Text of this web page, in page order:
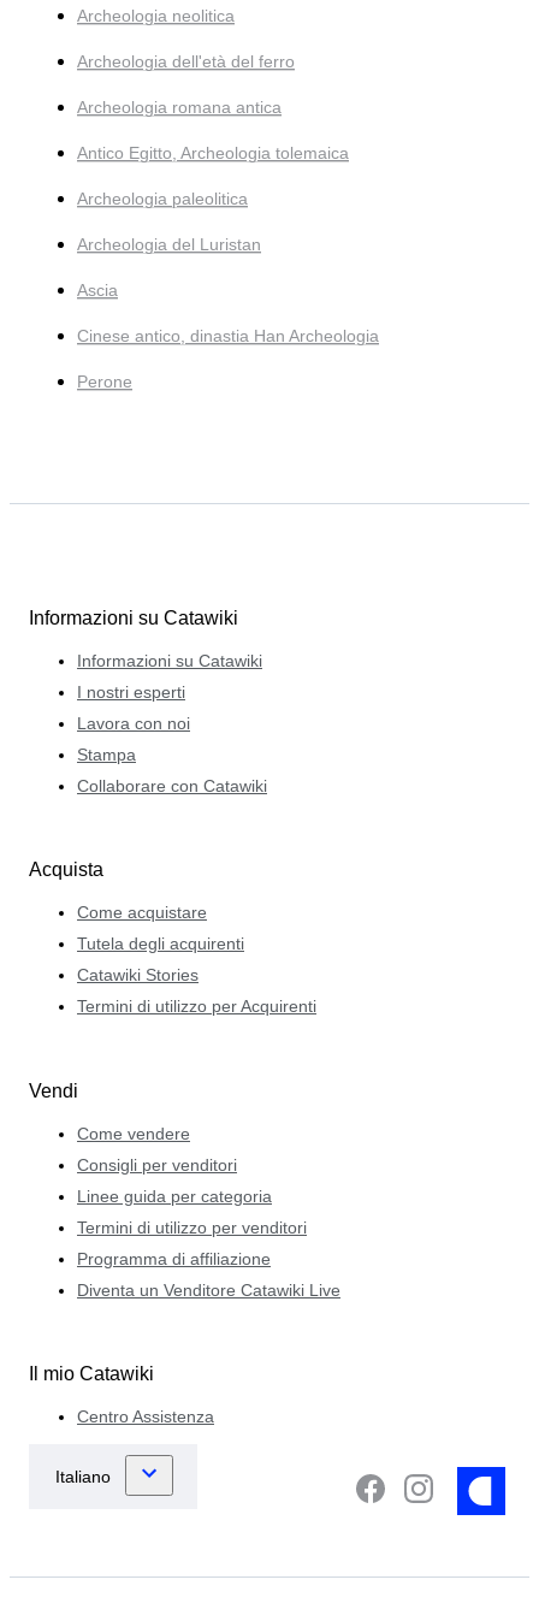
Archeologia neolitica
Archeologia dell'età del ferro
Archeologia romana antica
Antico Egitto, Archeologia tolemaica
Archeologia paleolitica
Archeologia del Luristan
Ascia
Cinese antico, dinastia Han Archeologia
Perone
Informazioni su Catawiki
Informazioni su Catawiki
I nostri esperti
Lavora con noi
Stampa
Collaborare con Catawiki
Acquista
Come acquistare
Tutela degli acquirenti
Catawiki Stories
Termini di utilizzo per Acquirenti
Vendi
Come vendere
Consigli per venditori
Linee guida per categoria
Termini di utilizzo per venditori
Programma di affiliazione
Diventa un Venditore Catawiki Live
Il mio Catawiki
Centro Assistenza